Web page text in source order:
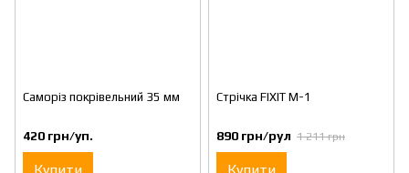
Саморіз покрівельний 35 мм
420 грн/уп.
Стрічка FIXIT M-1
890 грн/рул 1 211 грн